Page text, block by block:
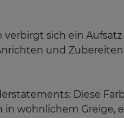
sich ein
und
Diese
wohnlichem Greige,